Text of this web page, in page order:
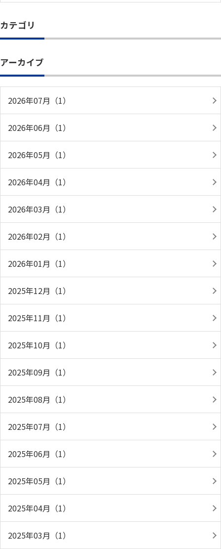
カテゴリ
アーカイブ
2026年07月（1）
2026年06月（1）
2026年05月（1）
2026年04月（1）
2026年03月（1）
2026年02月（1）
2026年01月（1）
2025年12月（1）
2025年11月（1）
2025年10月（1）
2025年09月（1）
2025年08月（1）
2025年07月（1）
2025年06月（1）
2025年05月（1）
2025年04月（1）
2025年03月（1）